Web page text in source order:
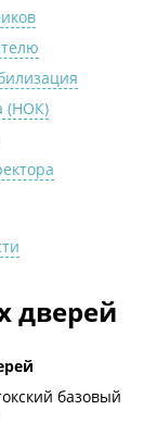
(НОК)
дверей
базовый